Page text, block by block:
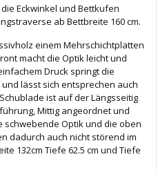
Eckwinkel und Bettkufen
ab Bettbreite 160 cm.
einem Mehrschichtplatten
macht die Optik leicht und
Druck springt die
lässt sich entsprechen auch
ist auf der Längsseitig
Mittig angeordnet und
schwebende Optik und die oben
dadurch auch nicht störend im
132cm Tiefe 62.5 cm und Tiefe